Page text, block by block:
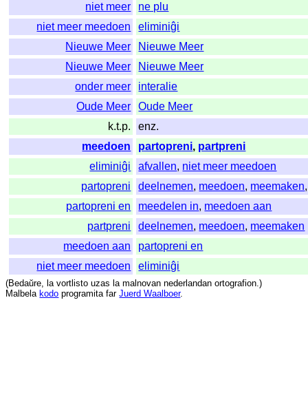
niet meer
ne plu
niet meer meedoen
eliminiĝi
Nieuwe Meer
Nieuwe Meer
Nieuwe Meer
Nieuwe Meer
onder meer
interalie
Oude Meer
Oude Meer
k.t.p.
enz.
meedoen
partopreni, partpreni
eliminiĝi
afvallen, niet meer meedoen
partopreni
deelnemen, meedoen, meemaken
partopreni en
meedelen in, meedoen aan
partpreni
deelnemen, meedoen, meemaken
meedoen aan
partopreni en
niet meer meedoen
eliminiĝi
(Bedaŭre, la vortlisto uzas la malnovan nederlandan ortografion.)
Malbela kodo programita far Juerd Waalboer.